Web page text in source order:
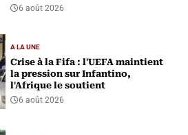
6 août 2026
A LA UNE
Crise à la Fifa : l'UEFA maintient
la pression sur Infantino,
l'Afrique le soutient
6 août 2026